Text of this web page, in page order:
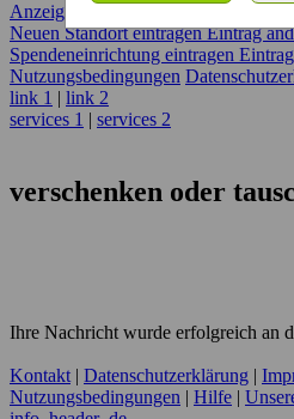
Anzeige erstellen
Neuen Standort eintragenEintrag
Spendeneinrichtung eintragen
Nutzungsbedingungen
link 1 | link 2
services 1 | services 2
verschenken oder
Ihre Nachricht wurde erfolgreich an
Kontakt| Datenschutzerklärung
Nutzungsbedingungen
Hilfe